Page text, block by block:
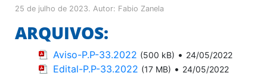
25 de julho de 2023. Autor: Fabio Zanela
ARQUIVOS:
Aviso-P.P-33.2022 (500 kB) • 24/05/2022
Edital-P.P-33.2022 (17 MB) • 24/05/2022